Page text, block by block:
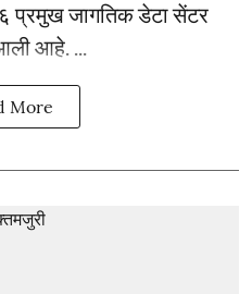
प्रमुख जागतिक डेटा सेंटर
आहे. ...
More